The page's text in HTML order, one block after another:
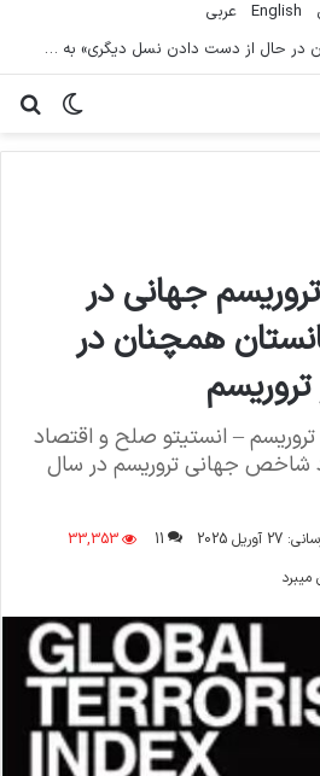
English
عربي
محمد هشدار داد: «سودان در حال از دست دادن نسل دیگری» به دلیل جنگ است
تغییر
جهانی در
افغانستان همچنان در
تروریسم – انستیتو صلح و اقتصاد
شاخص جهانی تروریسم در سال
2025
11
33,353